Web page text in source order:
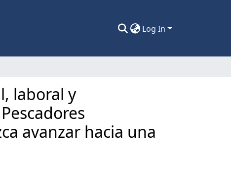
Log In
laboral y
avanzar hacia una